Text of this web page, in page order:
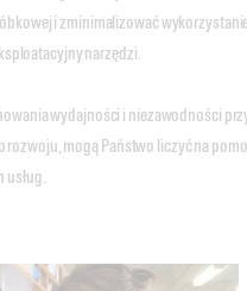
i zminimalizować
narzędzi.
wydajności i niezawodności
mogą Państwo liczyć na